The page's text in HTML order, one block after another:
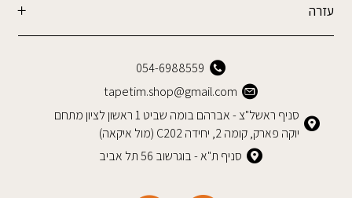
עזרה
054-6988559
tapetim.shop@gmail.com
סניף ראשל"צ - אברהם בומה שביט 1 ראשון לציון מתחם
יוקה פארק, קומה 2, יחידה C202 (מול איקאה)
סניף ת"א - בוגרשוב 56 תל אביב